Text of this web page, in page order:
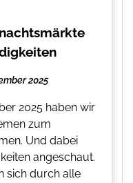
2025
2025 haben wir
zum
Und dabei
angeschaut.
sich durch alle